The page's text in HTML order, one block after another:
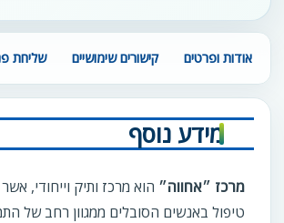
אודות ופרטים קישורים שימושיים שליחת
מידע נוסף
מרכז ״אחווה״ הוא מרכז ותיק וייחודי,
טיפול באנשים הסובלים ממגוון רחב של